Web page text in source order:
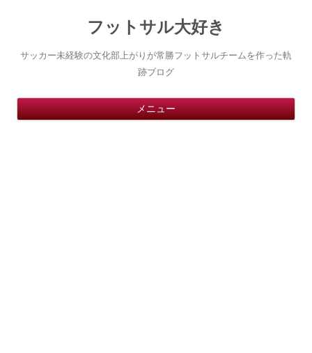
フットサル大好き
サッカー未経験の文化部上がりが常勝フットサルチームを作った軌
跡ブログ
メニュー